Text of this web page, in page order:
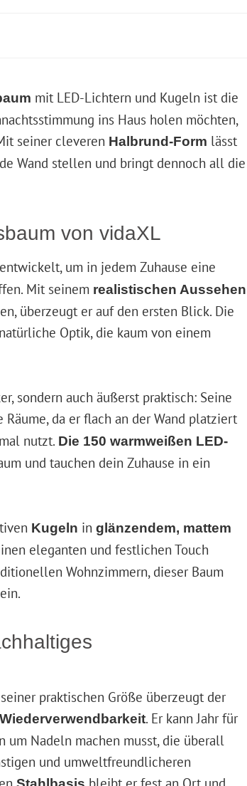
mit LED-Lichtern und Kugeln ist die
ins Haus holen möchten,
seiner cleveren Halbrund-Form lässt
Wand stellen und bringt dennoch all die
von vidaXL
um in jedem Zuhause eine
Mit seinem realistischen Aussehen
überzeugt er auf den ersten Blick. Die
Optik, die kaum von einem
sondern auch äußerst praktisch: Seine
da er flach an der Wand platziert
nutzt. Die 150 warmweißen LED-
und tauchen dein Zuhause in ein
Kugeln in glänzendem, mattem
eleganten und festlichen Touch
Wohnzimmern, dieser Baum
praktischen Größe überzeugt der
Wiederverwendbarkeit. Er kann Jahr für
um Nadeln machen musst, die überall
und umweltfreundlicheren